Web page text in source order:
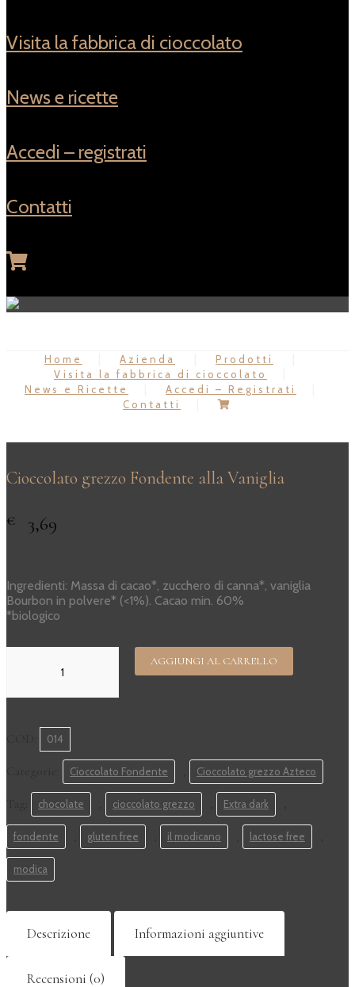
visita la fabbrica di cioccolato
news e ricette
accedi – registrati
contatti
Home Azienda
Prodotti
Visita la fabbrica di cioccolato
News e Ricette
Accedi – Registrati
Contatti
Cioccolato grezzo Fondente alla Vaniglia
€ 3,69
Ingredienti: Massa di cacao*, zucchero di canna*, vaniglia
Bourbon in polvere* (<1%). Cacao min. 60%
*biologico
alla
quantità
AGGIUNGI AL CARRELLO
014
Cioccolato Fondente Cioccolato grezzo Azteco
chocolate cioccolato grezzo Extra dark
fondente gluten free il modicano lactose free
modica
Descrizione Informazioni aggiuntive
Recensioni (0)